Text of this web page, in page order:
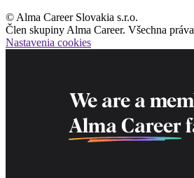
© Alma Career Slovakia s.r.o.
Člen skupiny Alma Career. Všechna
Nastavenia cookies
We are a
Alma Career